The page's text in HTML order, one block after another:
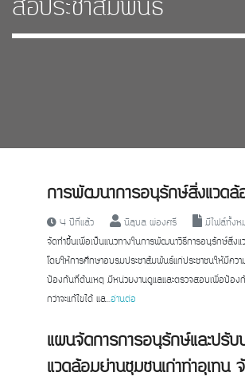
สื่อประชาสัมพันธ์
การพัฒนาการอนุรักษ์สิ่งแวด
4 ปีที่แล้ว นิลุบล ผ่องศรี
มีไฟล์ทั้ง
จัดทำขึ้นเพื่อเป็นแนวทางในการพัฒนาวิธีการอนุรักษ์สิ่ง
โดยให้การศึกษาอบรมประชาสัมพันธ์แก่ประชาชนให้มีควา
ป้องกันที่ต้นเหตุ มีหน่วยงานดูแลและตรวจสอบเพื่อป้อ
กว่าจะแก้ไขได้ แล...อ่านต่อ
แผนจัดการการอนุรักษ์และปรั
แวดล้อมย่านชุมชนเก่าท่าอุเทน